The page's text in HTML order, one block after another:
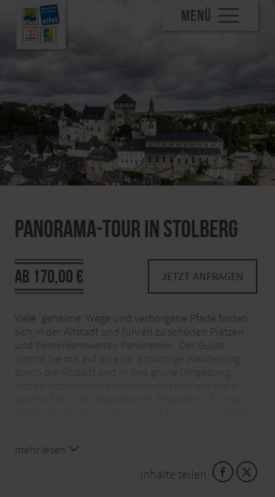
MENÜ
Panorama-Tour in Stolberg
AB 170,00 € JETZT ANFRAGEN
Viele 'geheime' Wege und verborgene Pfade finden
sich in der Altstadt und führen zu schönen Plätzen
und bemerkenswerten Panoramen. Der Guide
nimmt Sie mit auf eine ca. 3 stündige Wanderung
Gruppengröße: max. 20 Personen
mehr lesen
Inhalte teilen: